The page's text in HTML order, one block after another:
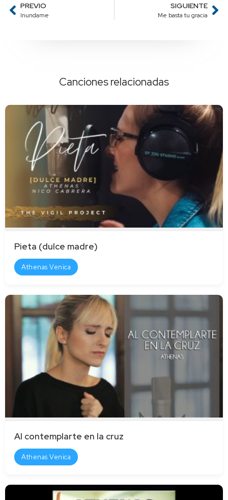
PREVIO
Inundame
SIGUIENTE
Me basta tu gracia
Canciones relacionadas
Pieta (dulce madre)
Athenas Venica
Al contemplarte en la cruz
Athenas Venica